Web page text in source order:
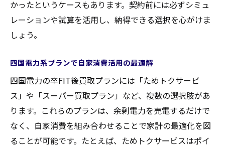
かったというケースもあります。契約前には必ずシミュ
レーションや試算を活用し、納得できる選択を心がけま
しょう。
四国電力系プランで自家消費活用の最適解
四国電力の卒FIT後買取プランには「ためトクサービ
ス」や「スーパー買取プラン」など、複数の選択肢があ
ります。これらのプランは、余剰電力を売電するだけで
なく、自家消費を組み合わせることで家計の最適化を図
ることが可能です。たとえば、ためトクサービスはポイ